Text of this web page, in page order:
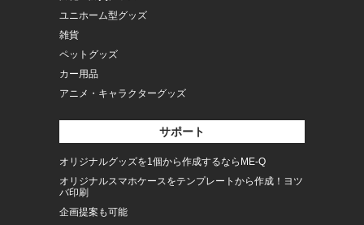
ユニホーム型グッズ
雑貨
ペットグッズ
カー用品
アニメ・キャラクターグッズ
サポート
オリジナルグッズを1個から作成するならME-Q
オリジナルスマホケースをテンプレートから作成！ヨツ
バ印刷
企画提案も可能